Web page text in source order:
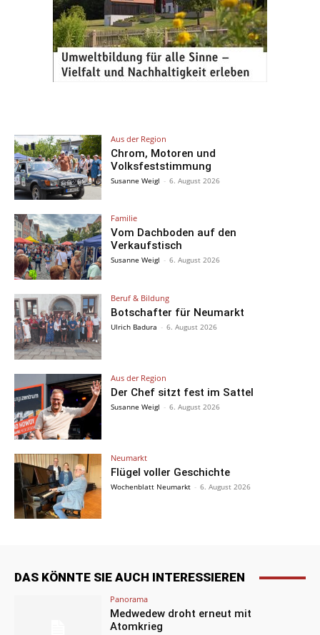
Aus der Region
Chrom, Motoren und
Volksfeststimmung
Susanne Weigl - 6. August 2026
Familie
Vom Dachboden auf den
Verkaufstisch
Susanne Weigl - 6. August 2026
Beruf & Bildung
Botschafter für Neumarkt
Ulrich Badura - 6. August 2026
Aus der Region
Der Chef sitzt fest im Sattel
Susanne Weigl - 6. August 2026
Neumarkt
Flügel voller Geschichte
Wochenblatt Neumarkt - 6. August 2026
DAS KÖNNTE SIE AUCH INTERESSIEREN
Panorama
Medwedew droht erneut mit
Atomkrieg